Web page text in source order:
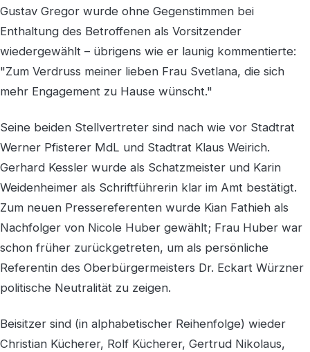
Gustav Gregor wurde ohne Gegenstimmen bei
Enthaltung des Betroffenen als Vorsitzender
wiedergewählt – übrigens wie er launig kommentierte:
"Zum Verdruss meiner lieben Frau Svetlana, die sich
mehr Engagement zu Hause wünscht."
Seine beiden Stellvertreter sind nach wie vor Stadtrat
Werner Pfisterer MdL und Stadtrat Klaus Weirich.
Gerhard Kessler wurde als Schatzmeister und Karin
Weidenheimer als Schriftführerin klar im Amt bestätigt.
Zum neuen Pressereferenten wurde Kian Fathieh als
Nachfolger von Nicole Huber gewählt; Frau Huber war
schon früher zurückgetreten, um als persönliche
Referentin des Oberbürgermeisters Dr. Eckart Würzner
politische Neutralität zu zeigen.
Beisitzer sind (in alphabetischer Reihenfolge) wieder
Christian Kücherer, Rolf Kücherer, Gertrud Nikolaus,